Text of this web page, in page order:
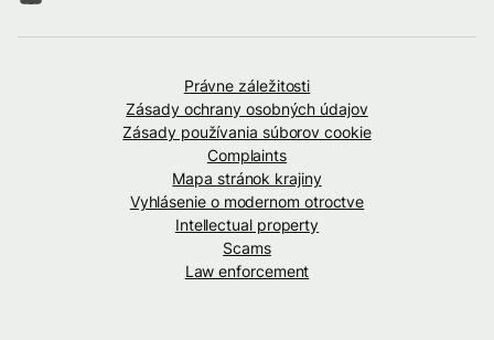
Právne záležitosti
Zásady ochrany osobných údajov
Zásady používania súborov cookie
Complaints
Mapa stránok krajiny
Vyhlásenie o modernom otroctve
Intellectual property
Scams
Law enforcement